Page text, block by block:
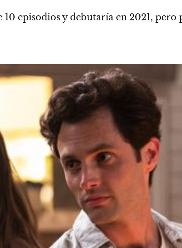
10 episodios y debutaría en 2021,